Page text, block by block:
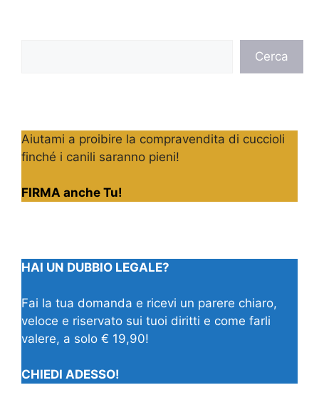
Cerca
Aiutami a proibire la compravendita di cuccioli
finché i canili saranno pieni!
FIRMA anche Tu!
HAI UN DUBBIO LEGALE?
Fai la tua domanda e ricevi un parere chiaro,
veloce e riservato sui tuoi diritti e come farli
valere, a solo € 19,90!
CHIEDI ADESSO!